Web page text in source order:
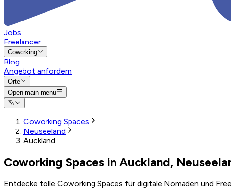
Jobs
Freelancer
Coworking
Blog
Angebot anfordern
Orte
Open main menu
Coworking Spaces
Neuseeland
Auckland
Coworking Spaces in Auckland,
Entdecke tolle Coworking Spaces für digitale Nomaden und